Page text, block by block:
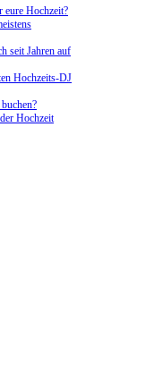
Hochzeit?
seit Jahren auf
Hochzeits-DJ
Hochzeit